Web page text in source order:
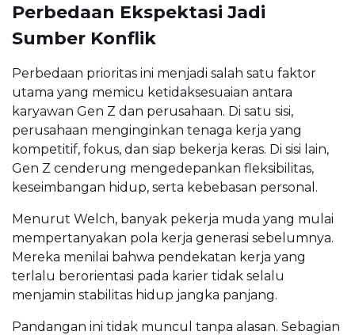
Perbedaan Ekspektasi Jadi
Sumber Konflik
Perbedaan prioritas ini menjadi salah satu faktor
utama yang memicu ketidaksesuaian antara
karyawan Gen Z dan perusahaan. Di satu sisi,
perusahaan menginginkan tenaga kerja yang
kompetitif, fokus, dan siap bekerja keras. Di sisi lain,
Gen Z cenderung mengedepankan fleksibilitas,
keseimbangan hidup, serta kebebasan personal.
Menurut Welch, banyak pekerja muda yang mulai
mempertanyakan pola kerja generasi sebelumnya.
Mereka menilai bahwa pendekatan kerja yang
terlalu berorientasi pada karier tidak selalu
menjamin stabilitas hidup jangka panjang.
Pandangan ini tidak muncul tanpa alasan. Sebagian